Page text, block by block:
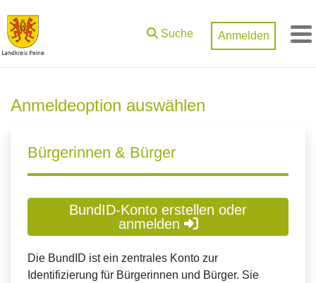
Zum Hauptinhalt springen
Suche Anmelden
Anmeldeoption auswählen
Bürgerinnen & Bürger
BundID-Konto erstellen oder
anmelden
Die BundID ist ein zentrales Konto zur
Identifizierung für Bürgerinnen und Bürger. Sie